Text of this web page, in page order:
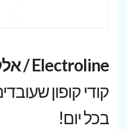
Electroline / אלקטרוליין קופונים
קודי קופון
בכל יום!